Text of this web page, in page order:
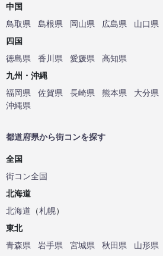
中国
鳥取県
島根県 岡山県 広島県
山口県
四国
徳島県
香川県 愛媛県
高知県
九州・沖縄
福岡県
佐賀県 長崎県 熊本県 大分県
沖縄県
都道府県から街コンを探す
全国
街コン全国
北海道
北海道 （札幌）
東北
青森県
岩手県 宮城県 秋田県 山形県